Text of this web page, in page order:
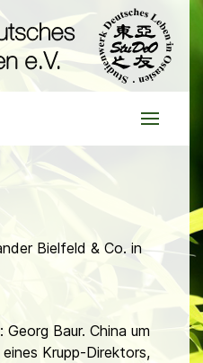
Bielfeld & Co. in
Baur. China um
Krupp-Direktors,